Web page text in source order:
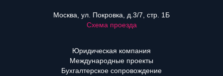
Москва, ул. Покровка, д.3/7, стр. 1Б
Схема проезда
Юридическая компания
Международные проекты
Бухгалтерское сопровождение